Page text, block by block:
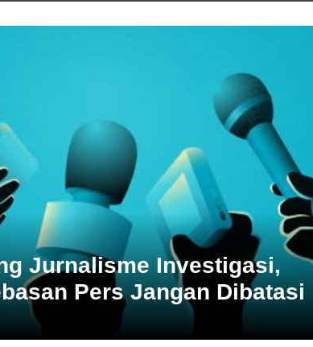
Jurnalisme Investigasi,
Pers Jangan Dibatasi